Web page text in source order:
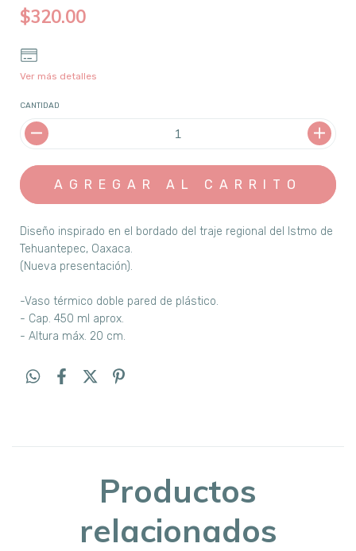
$320.00
Ver más detalles
CANTIDAD
Diseño inspirado en el bordado del traje regional del Istmo de
Tehuantepec, Oaxaca.
(Nueva presentación).
-Vaso térmico doble pared de plástico.
- Cap. 450 ml aprox.
- Altura máx. 20 cm.
Productos
relacionados